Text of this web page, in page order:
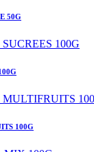
50G
100G